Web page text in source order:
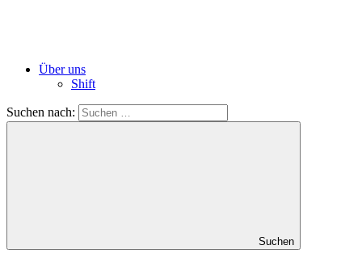
Über uns
Shift
Suchen nach:
Suchen